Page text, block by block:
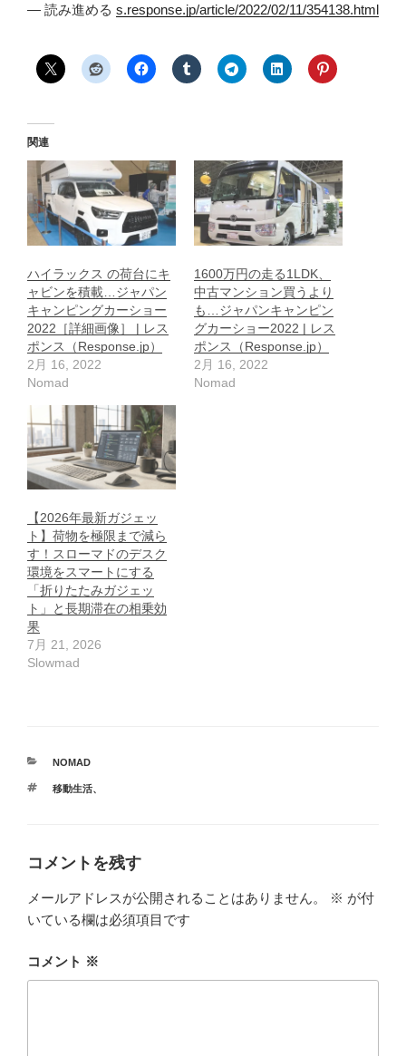
— 読み進める s.response.jp/article/2022/02/11/354138.html
関連
ハイラックス の荷台にキ
ャビンを積載…ジャパン
キャンピングカーショー
2022［詳細画像］ | レス
ポンス（Response.jp）
2月 16, 2022
Nomad
1600万円の走る1LDK、
中古マンション買うより
も…ジャパンキャンピン
グカーショー2022 | レス
ポンス（Response.jp）
2月 16, 2022
Nomad
【2026年最新ガジェッ
ト】荷物を極限まで減ら
す！スローマドのデスク
環境をスマートにする
「折りたたみガジェッ
ト」と長期滞在の相乗効
果
7月 21, 2026
Slowmad
カ
ゴ
NOMAD
タ
移動生活、
コメントを残す
メールアドレスが公開されることはありません。 ※ が付
いている欄は必須項目です
コメント ※